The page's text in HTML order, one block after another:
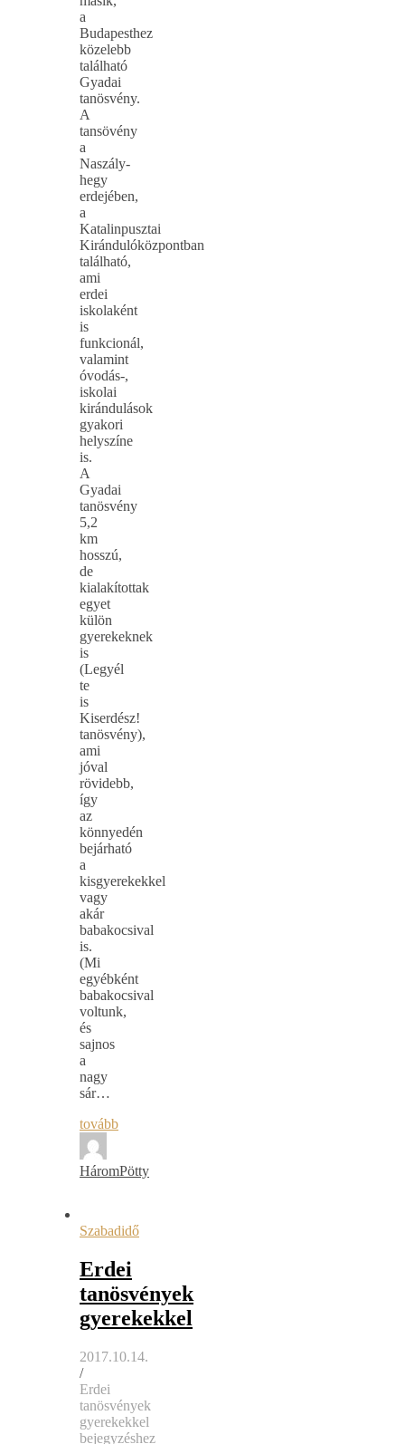
a
Budapesthez
közelebb
található
Gyadai
tanösvény.
A
tansövény
a
Naszály-
hegy
erdejében,
a
Katalinpusztai
Kirándulóközpontban
található,
ami
erdei
iskolaként
is
funkcionál,
valamint
óvodás-,
iskolai
kirándulások
gyakori
helyszíne
is.
A
Gyadai
tanösvény
5,2
km
hosszú,
de
kialakítottak
egyet
külön
gyerekeknek
is
(Legyél
te
is
Kiserdész!
tanösvény),
ami
jóval
rövidebb,
így
az
könnyedén
bejárható
a
kisgyerekekkel
vagy
akár
babakocsival
is.
(Mi
egyébként
babakocsival
voltunk,
és
sajnos
a
nagy
sár…
tovább
HáromPötty
Szabadidő
Erdei
tanösvények
gyerekekkel
2017.10.14.
/
Erdei
tanösvények
gyerekekkel
bejegyzéshez